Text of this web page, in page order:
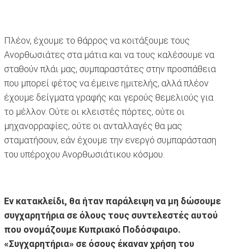
Πλέον, έχουμε το θάρρος να κοιτάξουμε τους
Ανορθωσιάτες στα μάτια και να τους καλέσουμε να
σταθούν πλάι μας, συμπαραστάτες στην προσπάθεια
που μπορεί φέτος να έμεινε ημιτελής, αλλά πλέον
έχουμε δείγματα γραφής και γερούς θεμελιούς για
το μέλλον. Ούτε οι κλειστές πόρτες, ούτε οι
μηχανορραφίες, ούτε οι ανταλλαγές θα μας
σταματήσουν, εάν έχουμε την ενεργό συμπαράσταση
του υπέροχου Ανορθωσιάτικου κόσμου.
Εν κατακλείδι, θα ήταν παράλειψη να μη δώσουμε
συγχαρητήρια σε όλους τους συντελεστές αυτού
που ονομάζουμε Κυπριακό Ποδόσφαιρο.
«Συγχαρητήρια» σε όσους έκαναν χρήση του